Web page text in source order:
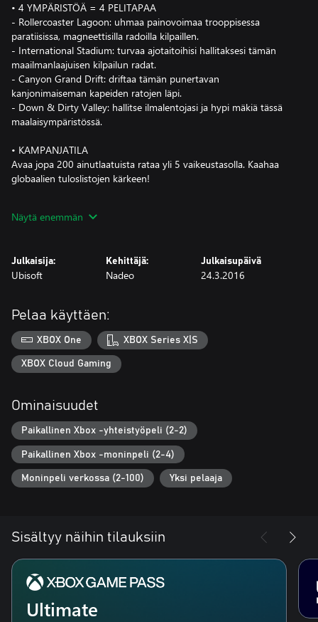
• 4 YMPÄRISTÖÄ = 4 PELITAPAA
- Rollercoaster Lagoon: uhmaa painovoimaa trooppisessa
paratiisissa, magneettisilla radoilla kilpaillen.
- International Stadium: turvaa ajotaitoihisi hallitaksesi tämän
maailmanlaajuisen kilpailun radat.
- Canyon Grand Drift: driftaa tämän punertavan
kanjonimaiseman kapeiden ratojen läpi.
- Down & Dirty Valley: hallitse ilmalentojasi ja hypi mäkiä tässä
maalaisympäristössä.
• KAMPANJATILA
Avaa jopa 200 ainutlaatuista rataa yli 5 vaikeustasolla. Kaahaa
globaalien tuloslistojen kärkeen!
Ensi kertaa ajopelien historiassa voit yhdistää voimasi ystävän
• TRACKBUILDER
Suunnittele omia ratojasi tai luo satunnaisia ratoja. Tallenna ja jaa
Näytä enemmän
Julkaisija:
Ubisoft
Kehittäjä:
Nadeo
Julkaisupäivä
24.3.2016
Pelaa käyttäen:
XBOX One XBOX Series X|S
XBOX Cloud Gaming
Ominaisuudet
Paikallinen Xbox -yhteistyöpeli (2-2)
Paikallinen Xbox -moninpeli (2-4)
Moninpeli verkossa (2-100) Yksi pelaaja
Sisältyy näihin tilauksiin
Ultimate